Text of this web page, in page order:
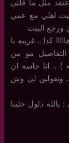
مثل ما قلتي
اهلي مع عمي
ورجع البيت
كذا .. غريبه يا
مو من
.. انا حاسه ان
وتقولين لي وش
دلول خلينا